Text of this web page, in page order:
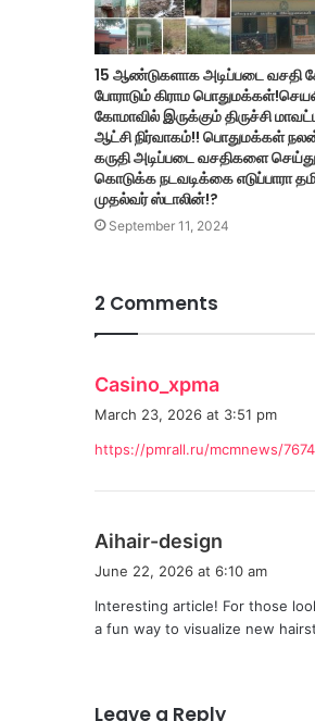
15 ஆண்டுகளாக அடிப்படை வசதி
போராடும் கிராம
கோமாவில் இருக்கும் திருச்சி
ஆட்சி நிர்வாகம்!! பொதுமக்கள்
கருதி அடிப்படை வசதிகளை செய்து
கொடுக்க நடவடிக்கை எடுப்பாரா
முதல்வர் ஸ்டாலின்!?
September 11, 2024
2 Comments
Casino_xpma
a
s
March 23, 2026 at 3:51 pm
https://pmrall.ru/mcmnews/
Aihair-design
s
:
June 22, 2026 at 6:10 am
Interesting article! For those
a fun way to visualize new
Leave a Reply